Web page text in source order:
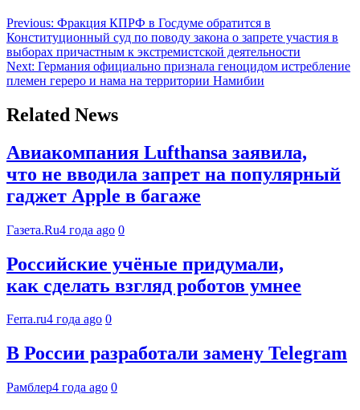
Previous: Фракция КПРФ в Госдуме обратится в
Конституционный суд по поводу закона о запрете участия в
выборах причастным к экстремистской деятельности
Next: Германия официально признала геноцидом истребление
племен гереро и нама на территории Намибии
Related News
Авиакомпания Lufthansa заявила,
что не вводила запрет на популярный
гаджет Apple в багаже
Газета.Ru4 года ago 0
Российские учёные придумали,
как сделать взгляд роботов умнее
Ferra.ru4 года ago 0
В России разработали замену Telegram
Рамблер4 года ago 0